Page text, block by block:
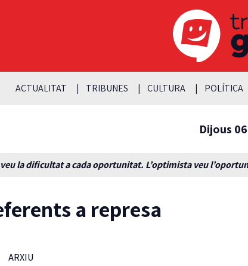
ACTUALITAT TRIBUNES CULTURA POLÍTICA
Dijous
la dificultat a cada oportunitat. L’optimista veu
a represa
ARXIU